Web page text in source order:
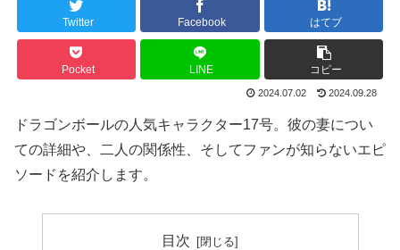
Twitter Facebook はてブ
Pocket LINE コピー
2024.07.02 2024.09.28
ドラゴンボールの人気キャラクター17号。彼の妻につい
ての詳細や、二人の関係性、そしてファンが知らないエピ
ソードを紹介します。
目次